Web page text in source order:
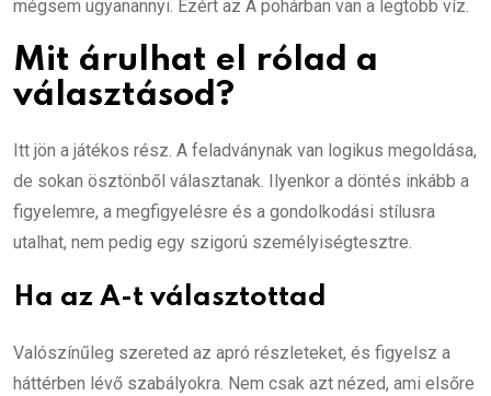
mégsem ugyanannyi. Ezért az A pohárban van a legtöbb víz.
Mit árulhat el rólad a
választásod?
Itt jön a játékos rész. A feladványnak van logikus megoldása,
de sokan ösztönből választanak. Ilyenkor a döntés inkább a
figyelemre, a megfigyelésre és a gondolkodási stílusra
utalhat, nem pedig egy szigorú személyiségtesztre.
Ha az A-t választottad
Valószínűleg szereted az apró részleteket, és figyelsz a
háttérben lévő szabályokra. Nem csak azt nézed, ami elsőre